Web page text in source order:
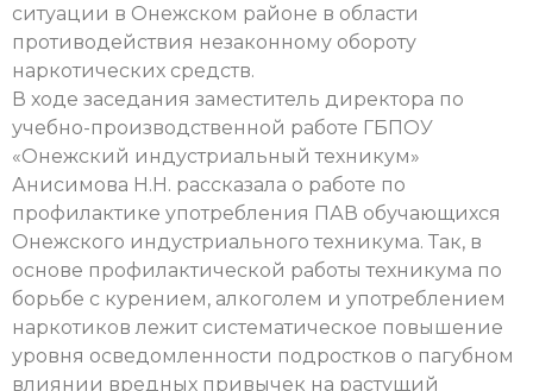
ситуации в Онежском районе в области
противодействия незаконному обороту
наркотических средств.
В ходе заседания заместитель директора по
учебно-производственной работе ГБПОУ
«Онежский индустриальный техникум»
Анисимова Н.Н. рассказала о работе по
профилактике употребления ПАВ обучающихся
Онежского индустриального техникума. Так, в
основе профилактической работы техникума по
борьбе с курением, алкоголем и употреблением
наркотиков лежит систематическое повышение
уровня осведомленности подростков о пагубном
влиянии вредных привычек на растущий